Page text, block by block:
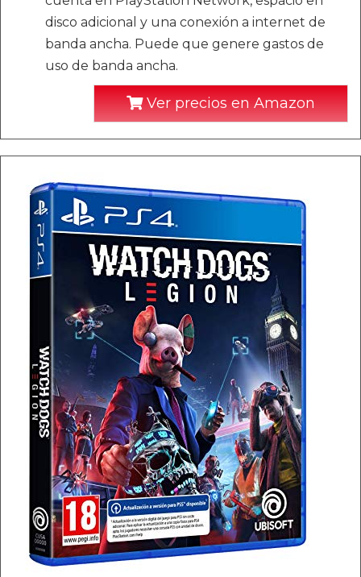
disco adicional y una conexión a internet de
banda ancha. Puede que genere gastos de
uso de banda ancha.
Ver precios en Amazon